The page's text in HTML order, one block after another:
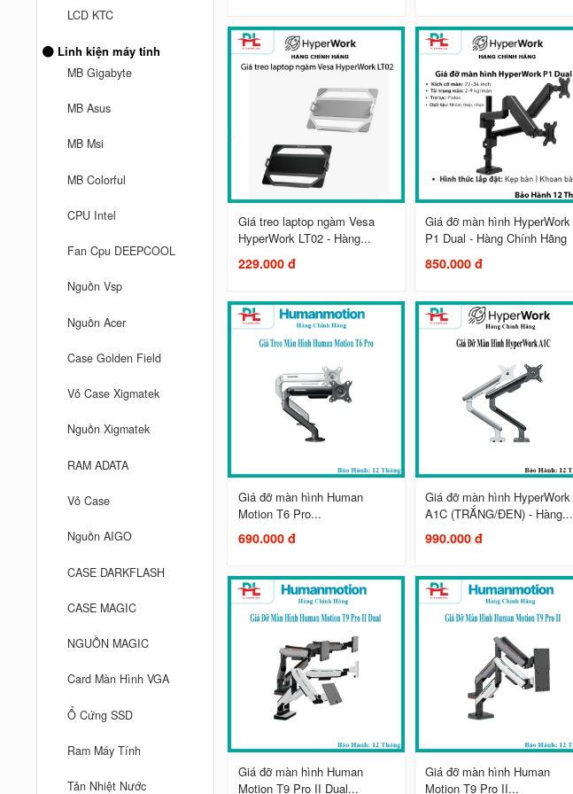
LCD KTC
Linh kiện máy tính
MB Gigabyte
MB Asus
MB Msi
MB Colorful
CPU Intel
Fan Cpu DEEPCOOL
Nguồn Vsp
Nguồn Acer
Case Golden Field
Vỏ Case Xigmatek
Nguồn Xigmatek
RAM ADATA
Vỏ Case
Nguồn AIGO
CASE DARKFLASH
CASE MAGIC
NGUỒN MAGIC
Card Màn Hình VGA
Ổ Cứng SSD
Ram Máy Tính
Tản Nhiệt Nước
Giá treo laptop ngàm Vesa
HyperWork LT02 - Hàng...
229.000 đ
Giá đỡ màn hình HyperWork
P1 Dual - Hàng Chính Hãng
850.000 đ
Giá đỡ màn hình Human
Motion T6 Pro...
690.000 đ
Giá đỡ màn hình HyperWork
A1C (TRẮNG/ĐEN) - Hàng...
990.000 đ
Giá đỡ màn hình Human
Motion T9 Pro II Dual...
Giá đỡ màn hình Human
Motion T9 Pro II...